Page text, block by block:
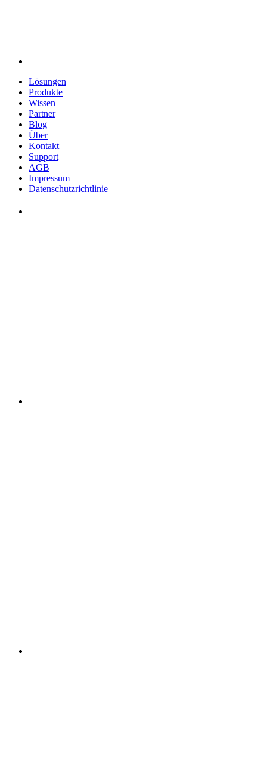
Lösungen
Produkte
Wissen
Partner
Blog
Über
Kontakt
Support
AGB
Impressum
Datenschutzrichtlinie